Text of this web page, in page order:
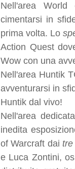
Nell'area
cimentarsi in
prima volta. Lo
Action Quest
Wow con una
Nell'area Huntik
avventurarsi in
Huntik dal vivo!
Nell'area
inedita
of Warcraft dai
e Luca Zontini,